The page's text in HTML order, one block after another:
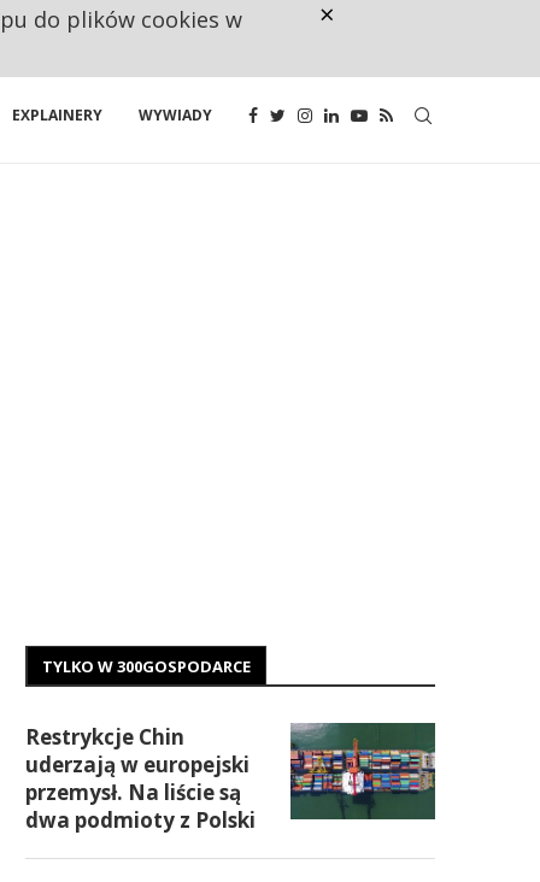
EXPLAINERY WYWIADY
TYLKO W 300GOSPODARCE
Restrykcje Chin
uderzają w europejski
przemysł. Na liście są
dwa podmioty z Polski
do plików cookies w ×